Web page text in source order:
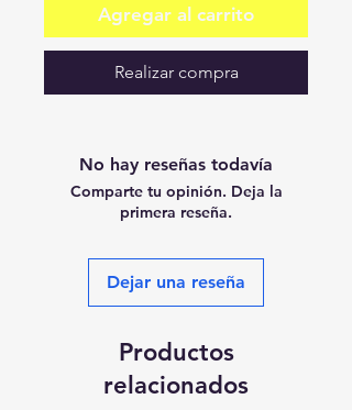
Agregar al carrito
Realizar compra
No hay reseñas todavía
Comparte tu opinión. Deja la
primera reseña.
Dejar una reseña
Productos
relacionados